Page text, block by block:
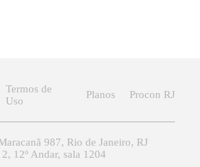
Termos de
Uso
Planos Procon RJ
987, Rio de Janeiro, RJ
12º Andar, sala 1204